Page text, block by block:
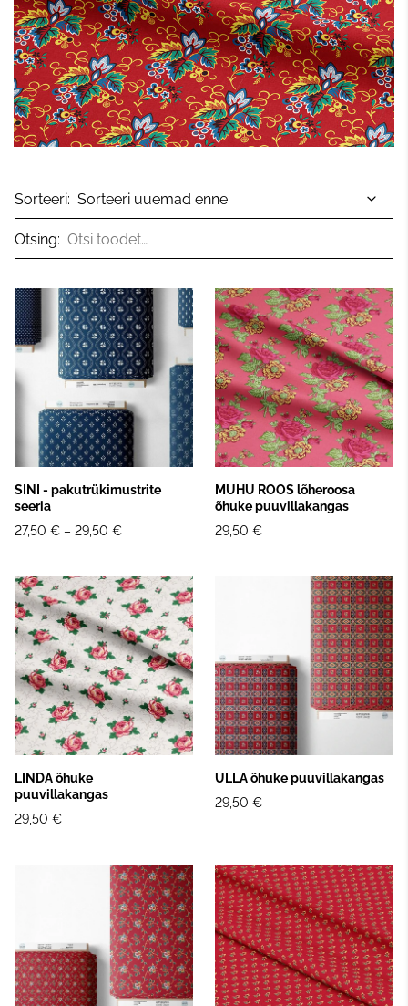
Sorteeri:
Otsing:
SINI - pakutrükimustrite
seeria
27,50 € – 29,50 €
MUHU ROOS lõheroosa
õhuke puuvillakangas
29,50 €
LINDA õhuke
puuvillakangas
29,50 €
ULLA õhuke puuvillakangas
29,50 €